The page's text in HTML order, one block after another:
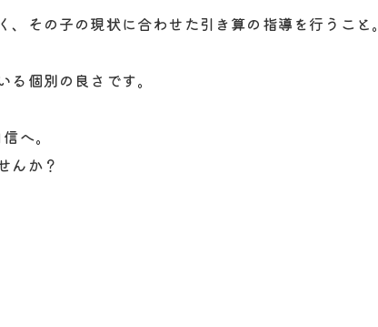
その子の現状に合わせた引き算の指導を行うこと。
個別の良さです。
へ。
んか？